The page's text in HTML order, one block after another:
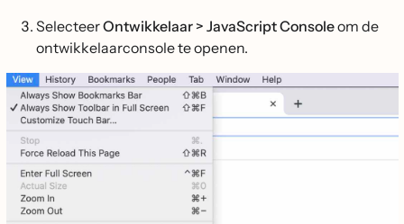
SelecteerOntwikkelaar > JavaScript Consoleom de
ontwikkelaarconsole te openen.